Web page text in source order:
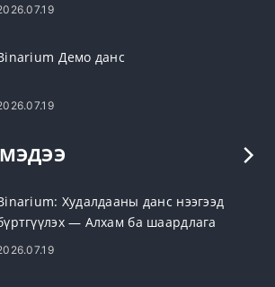
Демо данс
Худалдааны данс нээгээд
— Алхам ба шаардлага